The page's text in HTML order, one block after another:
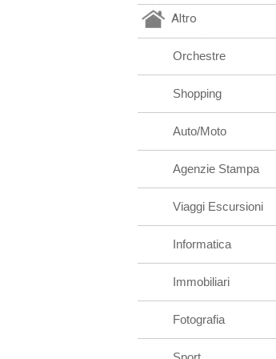
Altro
Orchestre
Shopping
Auto/Moto
Agenzie Stampa
Viaggi Escursioni
Informatica
Immobiliari
Fotografia